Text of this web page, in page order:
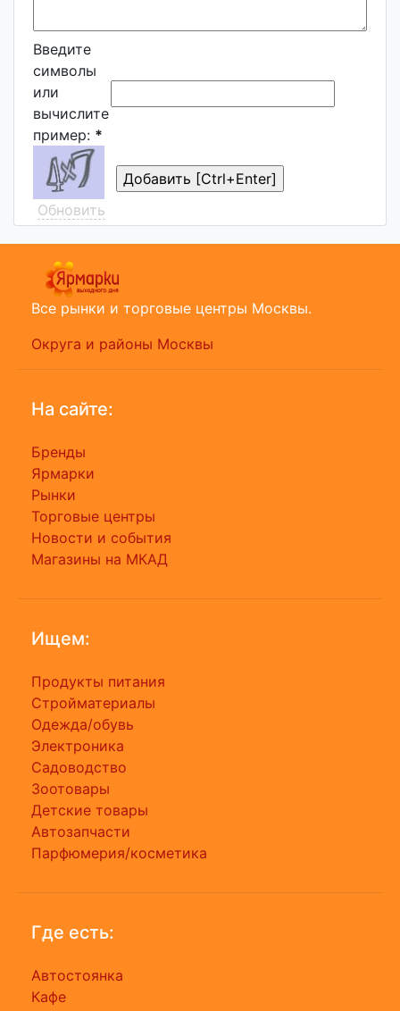
Введите
символы
или
вычислите
пример: *
Обновить
Все рынки и торговые центры Москвы.
Округа и районы Москвы
На сайте:
Бренды
Ярмарки
Рынки
Торговые центры
Новости и события
Магазины на МКАД
Ищем:
Продукты питания
Стройматериалы
Одежда/обувь
Электроника
Садоводство
Зоотовары
Детские товары
Автозапчасти
Парфюмерия/косметика
Где есть:
Автостоянка
Кафе